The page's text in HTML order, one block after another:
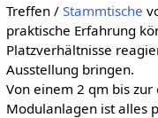
Treffen / Stammtische
praktische Erfahrung
Platzverhältnisse
Ausstellung bringen.
Von einem 2 qm bis
Modulanlagen ist alles